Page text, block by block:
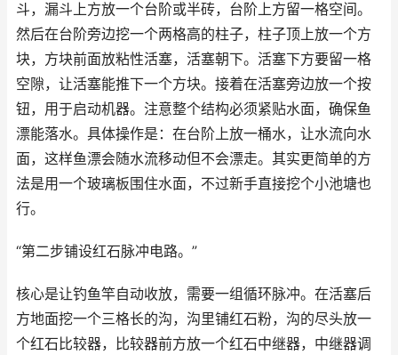
斗，漏斗上方放一个台阶或半砖，台阶上方留一格空间。
然后在台阶旁边挖一个两格高的柱子，柱子顶上放一个方
块，方块前面放粘性活塞，活塞朝下。活塞下方要留一格
空隙，让活塞能推下一个方块。接着在活塞旁边放一个按
钮，用于启动机器。注意整个结构必须紧贴水面，确保鱼
漂能落水。具体操作是：在台阶上放一桶水，让水流向水
面，这样鱼漂会随水流移动但不会漂走。其实更简单的方
法是用一个玻璃板围住水面，不过新手直接挖个小池塘也
行。
“第二步铺设红石脉冲电路。”
核心是让钓鱼竿自动收放，需要一组循环脉冲。在活塞后
方地面挖一个三格长的沟，沟里铺红石粉，沟的尽头放一
个红石比较器，比较器前方放一个红石中继器，中继器调